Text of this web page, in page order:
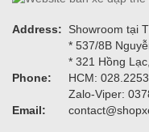
Address:
Showroom tại
* 537/8B
* 321 Hồng
Phone:
HCM:
Zalo-Viper:
Email: